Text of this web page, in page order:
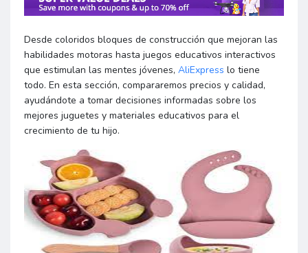
Desde coloridos bloques de construcción que mejoran las
habilidades motoras hasta juegos educativos interactivos
que estimulan las mentes jóvenes, AliExpress lo tiene
todo. En esta sección, compararemos precios y calidad,
ayudándote a tomar decisiones informadas sobre los
mejores juguetes y materiales educativos para el
crecimiento de tu hijo.